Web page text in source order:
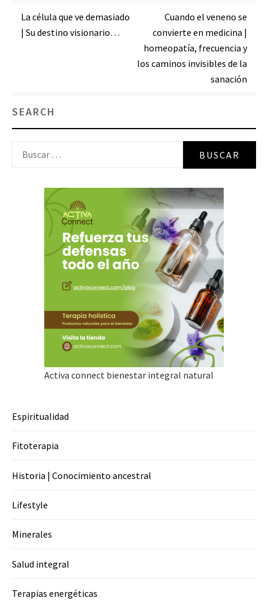
Navegación
de
La célula que ve demasiado
| Su destino visionario…
Cuando el veneno se
convierte en medicina |
homeopatía, frecuencia y
los caminos invisibles de la
sanación
SEARCH
Activa connect bienestar integral natural
Espiritualidad
Fitoterapia
Historia | Conocimiento ancestral
Lifestyle
Minerales
Salud integral
Terapias energéticas